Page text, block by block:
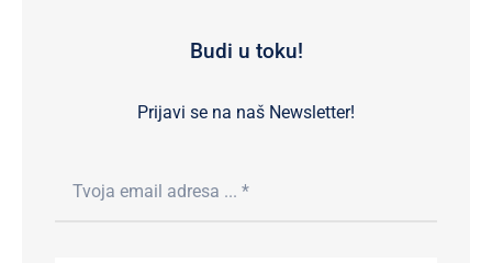
Budi u toku!
Prijavi se na naš Newsletter!